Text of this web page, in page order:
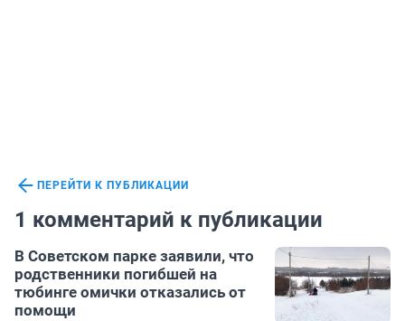
ПЕРЕЙТИ К ПУБЛИКАЦИИ
1 комментарий к публикации
В Советском парке заявили, что
родственники погибшей на
тюбинге омички отказались от
помощи